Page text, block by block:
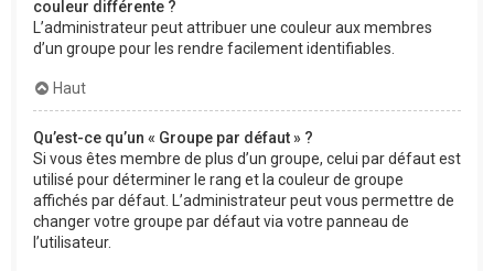
couleur différente ?
L’administrateur peut attribuer une couleur aux membres
d’un groupe pour les rendre facilement identifiables.
Haut
Qu’est-ce qu’un « Groupe par défaut » ?
Si vous êtes membre de plus d’un groupe, celui par défaut est
utilisé pour déterminer le rang et la couleur de groupe
affichés par défaut. L’administrateur peut vous permettre de
changer votre groupe par défaut via votre panneau de
l’utilisateur.